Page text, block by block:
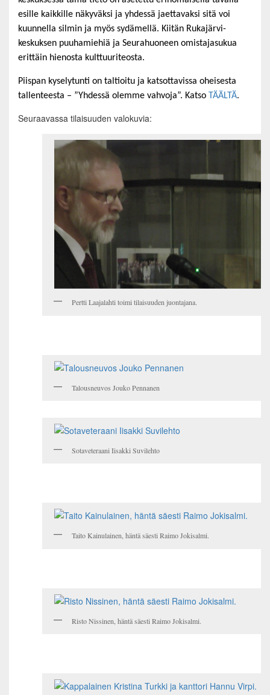
esille kaikkille näkyväksi ja yhdessä jaettavaksi sitä voi
kuunnella silmin ja myös sydämellä. Kiitän Rukajärvi-
keskuksen puuhamiehiä ja Seurahuoneen omistajasukua
erittäin hienosta kulttuuriteosta.
Piispan kyselytunti on taltioitu ja katsottavissa oheisesta
tallenteesta – ”Yhdessä olemme vahvoja”. Katso TÄÄLTÄ.
Seuraavassa tilaisuuden valokuvia:
Pertti Laajalahti toimi tilaisuuden juontajana.
Talousneuvos Jouko Pennanen
Sotaveteraani Iisakki Suvilehto
Taito Kainulainen, häntä säesti Raimo Jokisalmi.
Risto Nissinen, häntä säesti Raimo Jokisalmi.